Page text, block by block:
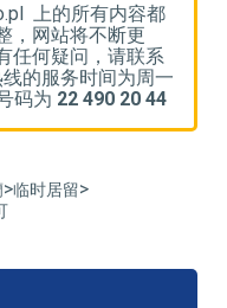
上的所有内容都
，网站将不断更
任何疑问，请联系
的服务时间为周一
码为 22 490 20 44
>临时居留>